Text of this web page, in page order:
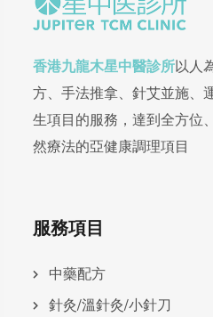
香港九龍木星中醫診所以人
方、手法推拿、針艾並施、
生項目的服務，達到全方位
然療法的亞健康調理項目
服務項目
中藥配方
針灸/溫針灸/小針刀